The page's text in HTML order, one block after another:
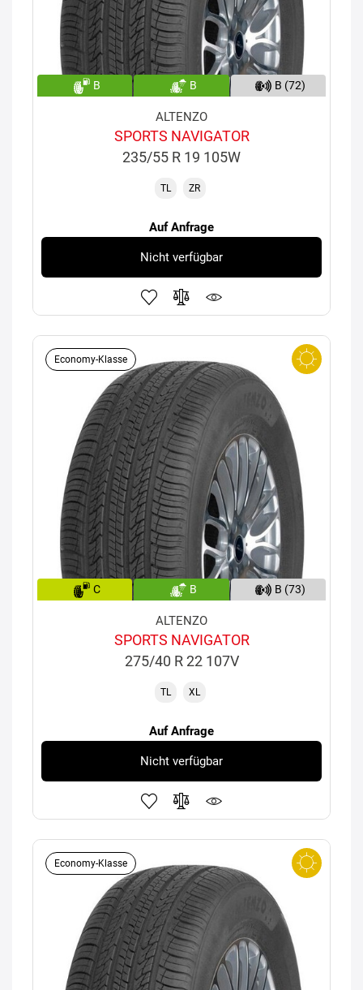
B B B (72)
ALTENZO
SPORTS NAVIGATOR
235/55 R 19 105W
TL ZR
Auf Anfrage
Nicht verfügbar
Economy-Klasse
C B B (73)
ALTENZO
SPORTS NAVIGATOR
275/40 R 22 107V
TL XL
Auf Anfrage
Nicht verfügbar
Economy-Klasse